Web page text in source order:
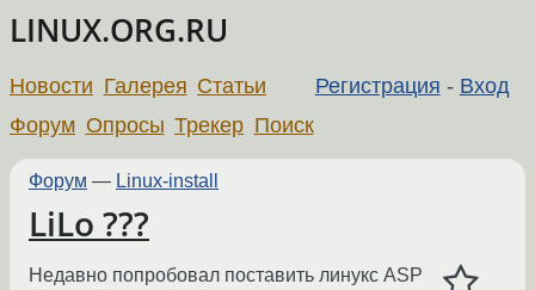
LINUX.ORG.RU
Регистрация - Вход
Новости Галерея Статьи
Форум Опросы Трекер Поиск
Форум — Linux-install
LiLo ???
Недавно попробовал поставить линукс ASP